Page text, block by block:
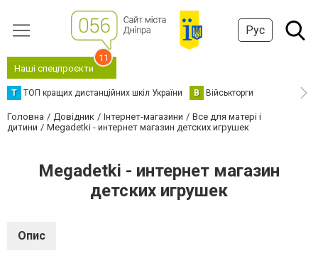
Рус
Наші спецпроєкти
11
Т ТОП кращих дистанційних шкіл України В Військторги
Головна Довідник Інтернет-магазини
Все для матері і
дитини
Megadetki - интернет магазин детских игрушек
Megadetki - интернет магазин
детских игрушек
Опис